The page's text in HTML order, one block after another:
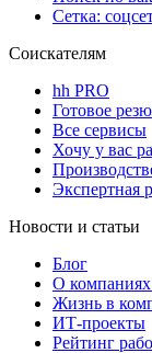
Сетка:
Соискателям
hh PRO
Готовое
Все сервисы
Хочу у вас
Экспертная
Новости и статьи
Блог
О
Жизнь в
ИТ-проекты
Рейтинг